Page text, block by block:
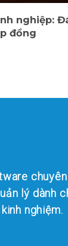
nghiệp:
đồng
lý dành
nghiệm.